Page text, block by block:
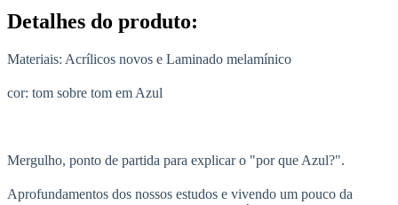
Detalhes do produto:
Materiais: Acrílicos novos e Laminado melamínico
cor: tom sobre tom em Azul
Mergulho, ponto de partida para explicar o "por que Azul?".
Aprofundamentos dos nossos estudos e vivendo um pouco da